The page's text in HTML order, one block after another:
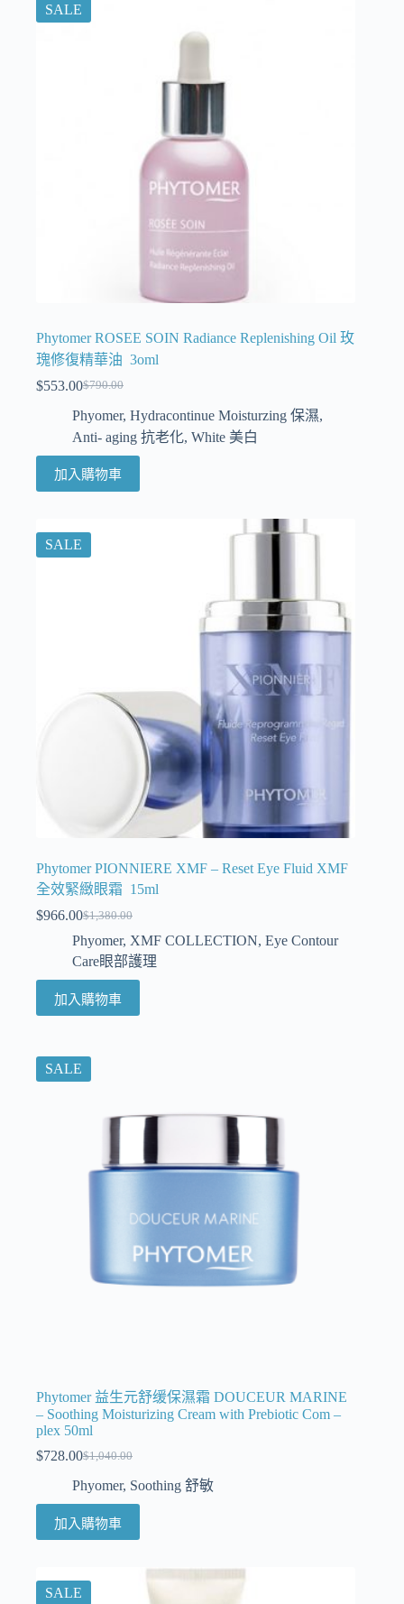
SALE
Phytomer ROSEE SOIN Radiance Replenishing Oil 玫
瑰修復精華油 3oml
$790.00
$553.00
Phyomer, Hydracontinue Moisturzing 保濕,
Anti- aging 抗老化, White 美白
加入購物車
SALE
Phytomer PIONNIERE XMF – Reset Eye Fluid XMF
全效緊緻眼霜 15ml
$1,380.00
$966.00
Phyomer, XMF COLLECTION, Eye Contour
Care眼部護理
加入購物車
SALE
Phytomer 益生元舒缓保濕霜 DOUCEUR MARINE
– Soothing Moisturizing Cream with Prebiotic Com –
plex 50ml
$1,040.00
$728.00
Phyomer, Soothing 舒敏
加入購物車
SALE